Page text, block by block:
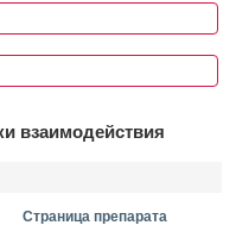
взаимодействия
Страница препарата